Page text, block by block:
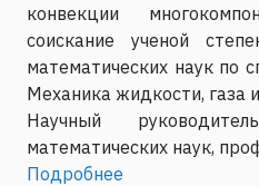
конвекции
соискание ученой
математических наук по
Механика жидкости, газа
Научный
математических наук,
Подробнее